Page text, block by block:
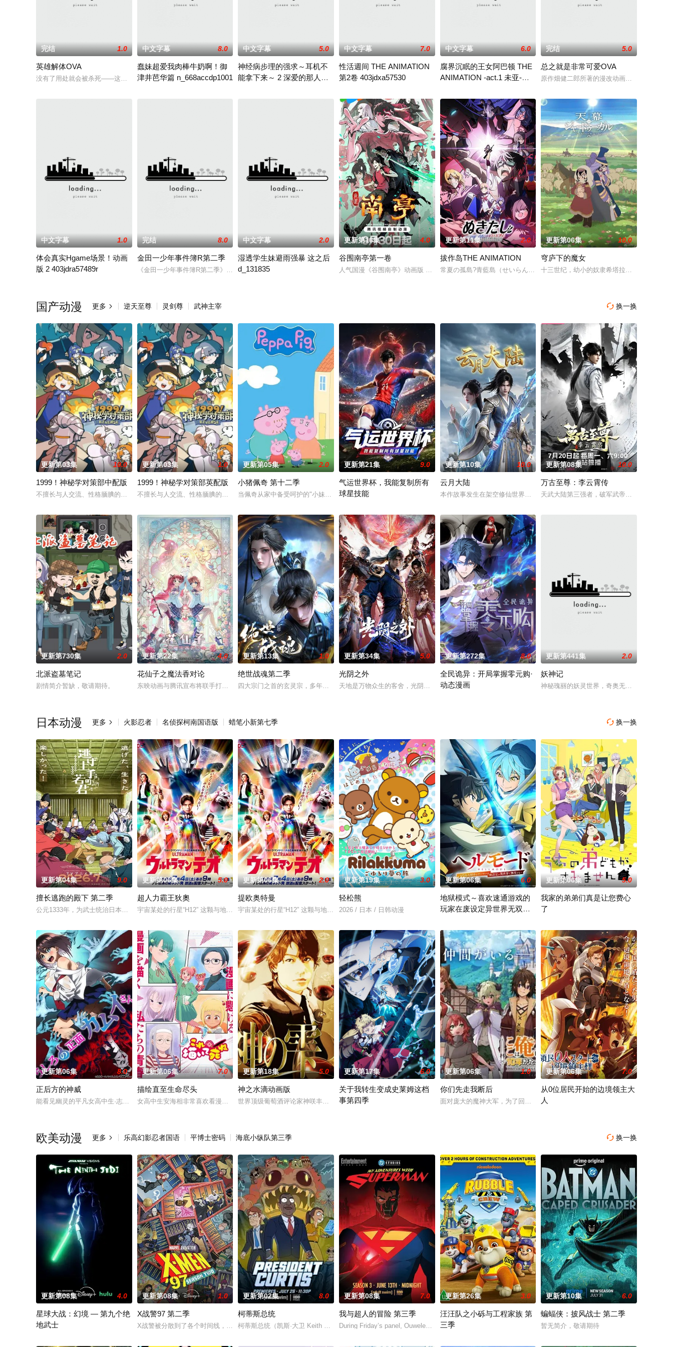
完结 1.0
英雄解体OVA
没有了用处就会被杀死——这就是英雄的宿命。就像那圣女贞德一般。 &nbsp; &nbsp; &nbsp; &nbsp; &
中文字幕 8.0
蠢妹超爱我肉棒牛奶啊！御
津井芭华篇 n_668accdp1001
中文字幕 5.0
神经病步理的强求～耳机不
能拿下来～ 2 深爱的那人身
在一起篇 ACCDP-1010
中文字幕 7.0
性活週间 THE ANIMATION
第2卷 403jdxa57530
中文字幕 6.0
腐界沉眠的王女阿巴顿 THE
ANIMATION -act.1 未亚-
完结 5.0
总之就是非常可爱OVA
原作畑健二郎所著的漫改动画《总之就是非
中文字幕 1.0
体会真实Hgame场景！动画
版 2 403jdra57489r
完结 8.0
金田一少年事件簿R第二季
《金田一少年事件簿R第二季》讲述名侦探金田一耕助的孙子金田一一和青梅竹马的好友七濑美雪等人解决一个个疑案的故事。金田一少年事件簿R改编自天树征丸原作，漫画家佐藤文
中文字幕 2.0
湿透学生妹避雨强暴 这之后
d_131835
更新第16集 4.0
谷围南亭第一卷
人气国漫《谷围南亭》动画版 制作决定！！！
更新第11集 2.0
拔作岛THE ANIMATION
常夏の孤島?青藍島（せいらんとう）。この島に生家のある橘淳之介は、両親
更新第06集 10.0
穹庐下的魔女
十三世纪，幼小的奴隶希塔拉在伊朗东部城
 换一换
国产动漫 更多  逆天至尊 灵剑尊 武神主宰
更新第03集 10.0
1999！神秘学对策部中配版
不擅长与人交流、性格腼腆的马库斯在一场乌龙中意外成为了“神秘学事件对策部”的负责人。面对星锑、兔毛手袋等一众行事乖张、性格跳脱的怪咖同事，原本连大声说话都会紧张的
更新第03集 1.0
1999！神秘学对策部英配版
不擅长与人交流、性格腼腆的马库斯在一场乌龙中意外成为了“神秘学事件对策部”的负责人。面对星锑、兔毛手袋等一众行事乖张、性格跳脱的怪咖同事，原本连大声说话都会紧张的
更新第05集 2.0
小猪佩奇 第十二季
当佩奇从家中备受呵护的"小妹妹"一跃成为肩负责任的"大姐姐"，而乔治从集万千宠爱于一身的"小弟弟"转变
更新第21集 9.0
气运世界杯，我能复制所有
球星技能
更新第10集 10.0
云月大陆
本作故事发生在架空修仙世界——云月大陆。 大陆鼎盛时期由浣溪沙、赤霞峰
更新第08集 10.0
万古至尊：李云霄传
天武大陆第三强者，破军武帝古飞扬被世界
更新第730集 2.0
北派盗墓笔记
剧情简介暂缺，敬请期待。
更新第22集 4.0
花仙子之魔法香对论
东映动画与腾讯宣布将联手打造『花仙子』全新动画 新作将继承经典、结合潮流、呈现崭新的花仙子世界。
更新第13集 1.0
绝世战魂第二季
四大宗门之首的玄灵宗，多年来第一次来临水城选拔弟子，方秦两家围绕这一个将决定二者命运的契机，展开明争暗斗。最终，秦南依靠潜心修炼、绝
更新第34集 5.0
光阴之外
天地是万物众生的客舍，光阴是古往今来的过客。苍天残面张开诡异之眼，所视之处生灵涂炭，化为永恒的禁区。
更新第272集 8.0
全民诡异：开局掌握零元购·
动态漫画
更新第441集 2.0
妖神记
神秘瑰丽的妖灵世界，奇奥无穷的时空妖灵
 换一换
日本动漫 更多  火影忍者 名侦探柯南国语版 蜡笔小新第七季
更新第04集 9.0
擅长逃跑的殿下 第二季
公元1333年，为武士统治日本奠定基石的镰仓幕府，因其所信任的幕臣——足利尊氏的谋反而宣告灭亡。 失去了一切、被推入绝望深渊的幕府正统继承人——北条时行，在自称为
更新第06集 5.0
超人力霸王狄奧
宇宙某处的行星“H12” 这颗与地球极其相似的星球，某日遭到了来自外星的宇宙怪兽袭击 在星球崩毁、走向灭亡之际，一名外星人独自逃往了地球 他的名字是“提欧”——一
更新第06集 2.0
提欧奥特曼
宇宙某处的行星“H12” 这颗与地球极其相似的星球，某日遭到了来自外星的宇宙怪兽袭击 在星球崩毁、走向灭亡之际，一名外星人独自逃往了地球 他
更新第19集 3.0
轻松熊
2026 / 日本 / 日韩动漫
更新第06集 6.0
地狱模式～喜欢速通游戏的
玩家在废设定异世界无双～
更新第06集 5.0
我家的弟弟们真是让您费心
了
更新第06集 8.0
正后方的神威
能看见幽灵的平凡女高中生·志津香，利用容易吸引幽灵的特殊体质，从旁协助知名灵能力者·神威除灵。 拥有压倒性灵力的神威，除灵方式却是前所未见的—— “以高超性爱技巧
更新第06集 7.0
描绘直至生命尽头
女高中生安海相非常喜欢看漫画，尤其是 ☆野0 的《机器太与狸太》。国文老师手岛斥责她是浪费生命、声称漫画都是虚构，在没收漫画后，手岛指出漫画产业遭逢的困境，但安海
更新第18集 5.0
神之水滴动画版
世界顶级葡萄酒评论家神咲丰多香去世以后，留下了价值20亿日圆的丰厚遗产和一封遗书。在遗书中他宣布，只有以“盲饮”方式猜中他指定的十二瓶顶级
更新第17集 6.0
关于我转生变成史莱姆这档
事第四季
更新第06集 1.0
你们先走我断后
面对庞大的魔神大军，为了回避全灭危机，勒库对伙伴们说出「这边交给我，
更新第06集 7.0
从0位居民开始的边境领主大
人
 换一换
欧美动漫 更多  乐高幻影忍者国语 平博士密码 海底小纵队第三季
更新第08集 4.0
星球大战：幻境 — 第九个绝
地武士
更新第08集 1.0
X战警97 第二季
X战警被分散到了各个时间线，从过去，到未来，而他们将在最脆弱的时间点遭遇袭击——如今，1990年代。天启发威，大战来临。
更新第02集 8.0
柯蒂斯总统
柯蒂斯总统（凯斯·大卫 Keith David 配音）及其古怪的幕僚团队将共同应对那些瑞克根本不会理会的一系列危机——从跨维度外交到超自然现象调查，
更新第08集 7.0
我与超人的冒险 第三季
During Friday’s panel, Ouweleen also revealed that “My Adventures with Superman”
更新第26集 3.0
汪汪队之小砾与工程家族 第
三季
更新第10集 6.0
蝙蝠侠：披风战士 第二季
暂无简介，敬请期待